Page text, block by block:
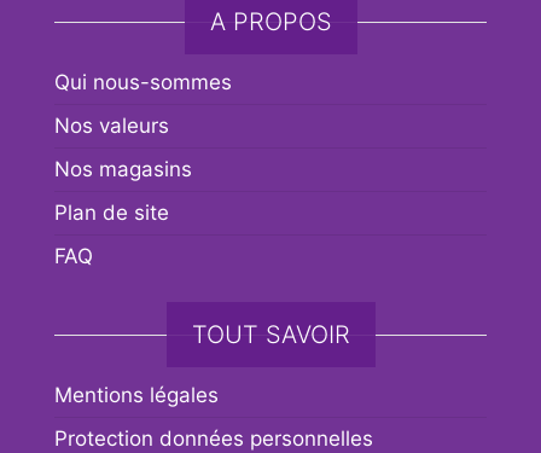
A PROPOS
Qui nous-sommes
Nos valeurs
Nos magasins
Plan de site
FAQ
TOUT SAVOIR
Mentions légales
Protection données personnelles